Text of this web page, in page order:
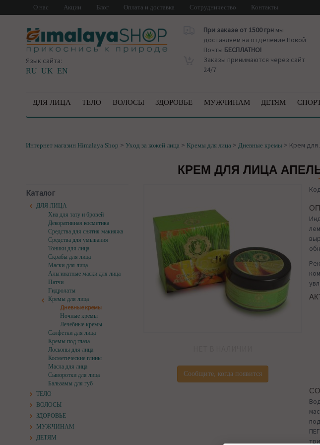
О нас Акции Блог Оплата и доставка Сотрудничество Контакты
Язык сайта:
RU UK EN
При заказе от 1500 грнмы
доставляем на отделение Новой
Почты БЕСПЛАТНО!
Заказы принимаются через сайт
24/7
ДЛЯ ЛИЦА ТЕЛО ВОЛОСЫ ЗДОРОВЬЕ МУЖЧИНАМ ДЕТЯМ
Интернет магазин Himalaya Shop > Уход за кожей лица > Кремы для лица > Дневные кремы > Крем для
КРЕМ ДЛЯ ЛИЦА
Каталог
ДЛЯ ЛИЦА
Хна для тату и бровей
Декоративная косметика
Средства для снятия макияжа
Средства для умывания
Тоники для лица
Скрабы для лица
Маски для лица
Альгинатные маски для лица
Патчи
Гидролаты
Кремы для лица
Дневные кремы
Ночные кремы
Лечебные кремы
Салфетки для лица
Кремы под глаза
Лосьоны для лица
Косметические глины
Масла для лица
Сыворотки для лица
Бальзамы для губ
ТЕЛО
ВОЛОСЫ
ЗДОРОВЬЕ
МУЖЧИНАМ
ДЕТЯМ
Сообщите, когда появится